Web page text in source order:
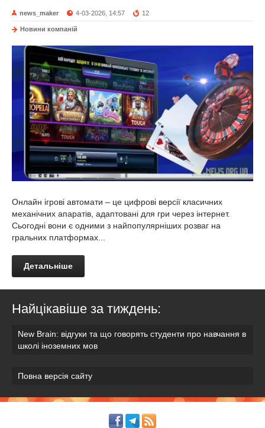
news_maker 4-03-2026, 14:57 12
Новини компаній
Онлайн ігрові автомати – це цифрові версії класичних
механічних апаратів, адаптовані для гри через інтернет.
Сьогодні вони є одними з найпопулярніших розваг на
гральних платформах...
Детальніше
Найцікавіше за тиждень:
New Brain: відгуки та що говорять студенти про навчання в
школі іноземних мов
Повна версія сайту